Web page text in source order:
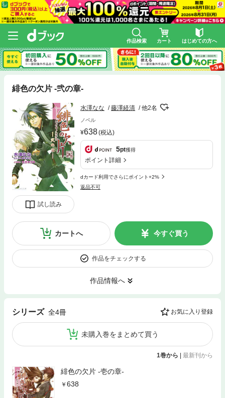
作品検索 カート はじめての方へ
緋色の欠片 -弐の章-
試し読み
水澤なな 藤澤経清 他2名
ノベル
638(税込)
5pt獲得
ポイント詳細
dカード利用でさらにポイント+2%
返品不可
カートへ 今すぐ買う
作品をチェックする
作品情報へ
シリーズ 全4冊 お気に入り登録
未購入巻をまとめて買う
1巻から | 最新刊から
緋色の欠片 -壱の章-
638